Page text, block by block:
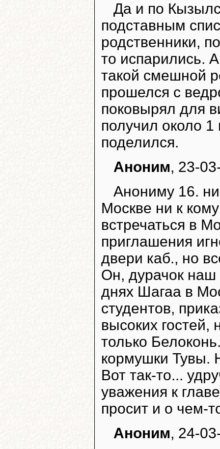
Да и по
подставным
родственники,
то испарились.
такой смешной
прошелся с
поковырял для
получил около
поделился.
Аноним, 23-
Анониму 16.
Москве ни к
встречаться в
приглашения
двери каб., но
Он, дурачок наш
днях Шагаа в
студентов,
высоких
только
кормушки Тувы.
Вот так-то...
уважения к
просит и о чем-
Аноним, 24-